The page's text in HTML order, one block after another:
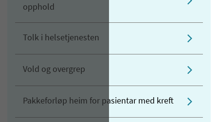
opphold
Tolk i helsetjenesten
Vold og overgrep
Pakkeforløp heim for pasientar med kreft